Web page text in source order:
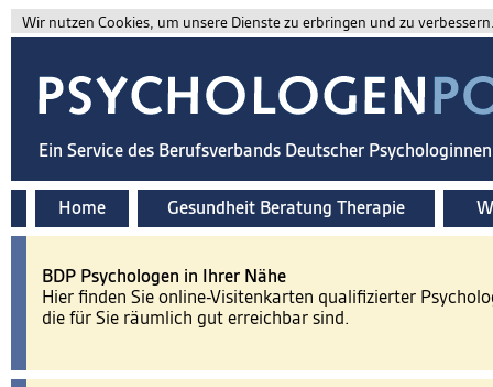
Wir nutzen Cookies, um unsere Dienste zu erbringen und zu
Ein Service des Berufsverbands Deutscher
Home Gesundheit Beratung Therapie
BDP Psychologen in Ihrer Nähe
Hier finden Sie online-Visitenkarten qualifizierter
die für Sie räumlich gut erreichbar sind.